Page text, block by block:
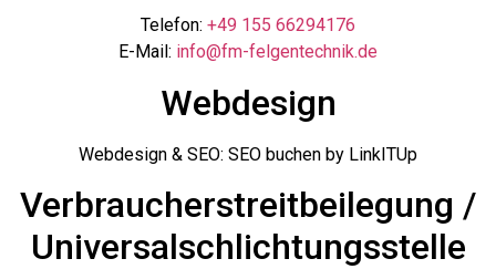
Telefon: +49 155 66294176
E-Mail: info@fm-felgentechnik.de
Webdesign
Webdesign & SEO: SEO buchen by LinkITUp
Verbraucher­streit­beilegung /
Universal­schlichtungs­stelle